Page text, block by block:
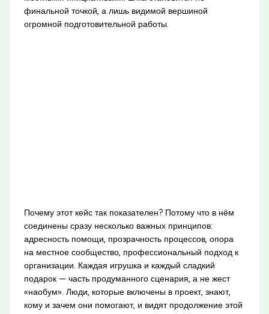
финальной точкой, а лишь видимой вершиной
огромной подготовительной работы.
Почему этот кейс так показателен? Потому что в нём
соединены сразу несколько важных принципов:
адресность помощи, прозрачность процессов, опора
на местное сообщество, профессиональный подход к
организации. Каждая игрушка и каждый сладкий
подарок — часть продуманного сценария, а не жест
«наобум». Люди, которые включены в проект, знают,
кому и зачем они помогают, и видят продолжение этой